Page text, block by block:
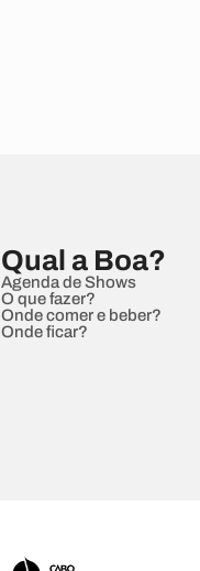
Qual a Boa?
Agenda de Shows
O que fazer?
Onde comer e beber?
Onde ficar?